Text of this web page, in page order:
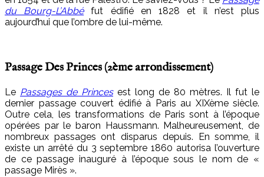
du Bourg-L’Abbéfut édifié en 1828 et il n’est plus
aujourd’hui que l’ombre de lui-même.
Passage Des Princes (2èmearrondissement)
Le Passages de Princesest long de 80 mètres. Il fut le
dernier passage couvert édifié à Paris au XIXèmesiècle.
Outre cela, les transformations de Paris sont à l’époque
opérées par le baron Haussmann. Malheureusement, de
nombreux passages ont disparus depuis. En somme, il
existe un arrêté du 3 septembre 1860 autorisa l’ouverture
de ce passage inauguré à l’époque sous le nom de «
passage Mirès ».